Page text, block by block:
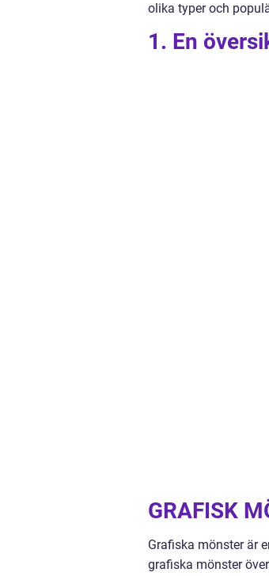
olika typer och
1. En
GRAFISK
Grafiska mönster är
grafiska mönster